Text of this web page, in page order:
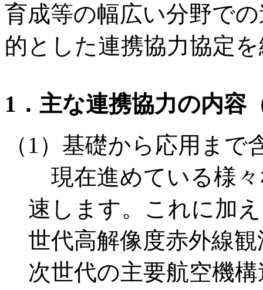
育成等の幅広い分野で
的とした連携協力協定
1．主な連携協力の内容
（1）基礎から応用まで
現在進めている様
速します。これに加
世代高解像度赤外線
次世代の主要航空機